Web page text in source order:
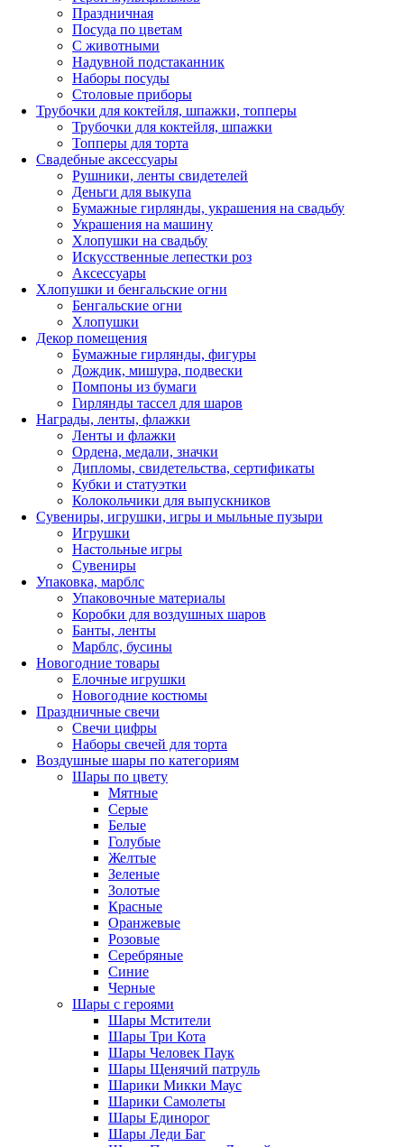
Праздничная
Посуда по цветам
С животными
Надувной подстаканник
Наборы посуды
Столовые приборы
Трубочки для коктейля, шпажки, топперы
Трубочки для коктейля, шпажки
Топперы для торта
Свадебные аксессуары
Рушники, ленты свидетелей
Деньги для выкупа
Бумажные гирлянды, украшения на свадьбу
Украшения на машину
Хлопушки на свадьбу
Искусственные лепестки роз
Аксессуары
Хлопушки и бенгальские огни
Бенгальские огни
Хлопушки
Декор помещения
Бумажные гирлянды, фигуры
Дождик, мишура, подвески
Помпоны из бумаги
Гирлянды тассел для шаров
Награды, ленты, флажки
Ленты и флажки
Ордена, медали, значки
Дипломы, свидетельства, сертификаты
Кубки и статуэтки
Колокольчики для выпускников
Сувениры, игрушки, игры и мыльные пузыри
Игрушки
Настольные игры
Сувениры
Упаковка, марблс
Упаковочные материалы
Коробки для воздушных шаров
Банты, ленты
Марблс, бусины
Новогодние товары
Елочные игрушки
Новогодние костюмы
Праздничные свечи
Свечи цифры
Наборы свечей для торта
Воздушные шары по категориям
Шары по цвету
Мятные
Серые
Белые
Голубые
Желтые
Зеленые
Золотые
Красные
Оранжевые
Розовые
Серебряные
Синие
Черные
Шары с героями
Шары Мстители
Шары Три Кота
Шары Человек Паук
Шары Щенячий патруль
Шарики Микки Маус
Шарики Самолеты
Шары Единорог
Шары Леди Баг